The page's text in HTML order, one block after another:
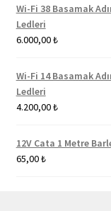
Wi-Fi 38 Basamak
Ledleri
6.000,00₺
Wi-Fi 14 Basamak
Ledleri
4.200,00₺
12V Cata 1 Metre
65,00₺